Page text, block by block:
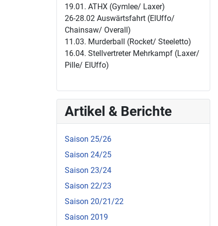
19.01. ATHX (Gymlee/ Laxer)
26-28.02 Auswärtsfahrt (ElUffo/
Chainsaw/ Overall)
11.03. Murderball (Rocket/ Steeletto)
16.04. Stellvertreter Mehrkampf (Laxer/
Pille/ ElUffo)
Artikel & Berichte
Saison 25/26
Saison 24/25
Saison 23/24
Saison 22/23
Saison 20/21/22
Saison 2019